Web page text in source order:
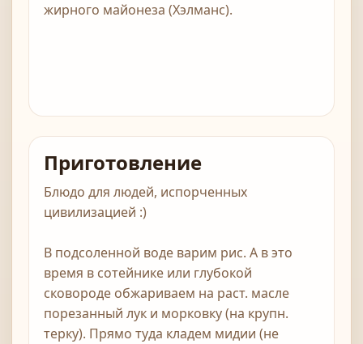
жирного майонеза (Хэлманс).
Приготовление
Блюдо для людей, испорченных
цивилизацией :)
В подсоленной воде варим рис. А в это
время в сотейнике или глубокой
сковороде обжариваем на раст. масле
порезанный лук и морковку (на крупн.
терку). Прямо туда кладем мидии (не